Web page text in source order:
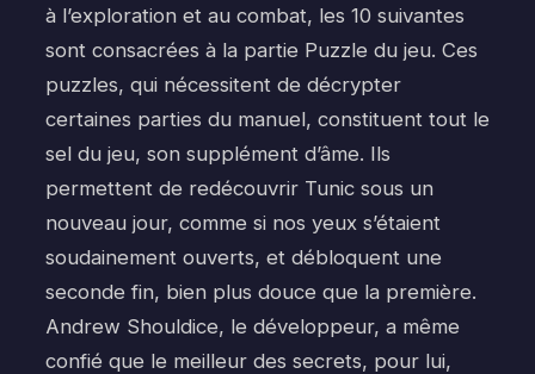
à l’exploration et au combat, les 10 suivantes
sont consacrées à la partie Puzzle du jeu. Ces
puzzles, qui nécessitent de décrypter
certaines parties du manuel, constituent tout le
sel du jeu, son supplément d’âme. Ils
permettent de redécouvrir Tunic sous un
nouveau jour, comme si nos yeux s’étaient
soudainement ouverts, et débloquent une
seconde fin, bien plus douce que la première.
Andrew Shouldice, le développeur, a même
confié que le meilleur des secrets, pour lui,